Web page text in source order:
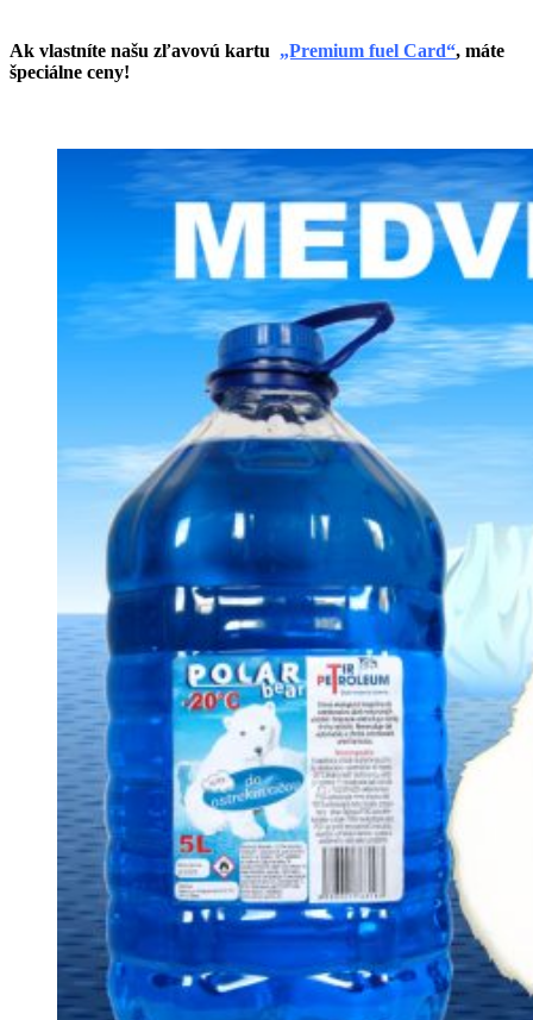
Ak vlastníte našu zľavovú kartu „Premium fuel Card“, máte
špeciálne ceny!